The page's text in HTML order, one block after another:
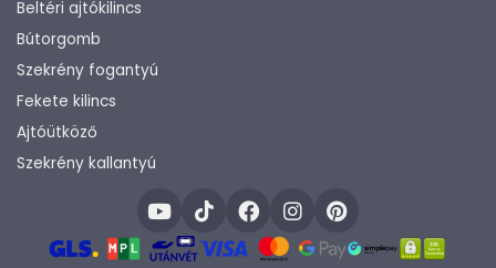
Beltéri ajtókilincs
Bútorgomb
Szekrény fogantyú
Fekete kilincs
Ajtóütköző
Szekrény kallantyú